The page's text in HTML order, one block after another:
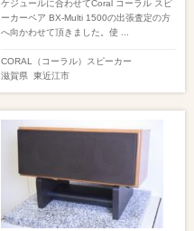
ケジュールに合わせてCoral コーラル スピ
ーカーペア BX-Multi 1500の出張査定の方
へ向かわせて頂きました。使 ...
CORAL（コーラル） スピーカー
滋賀県 東近江市